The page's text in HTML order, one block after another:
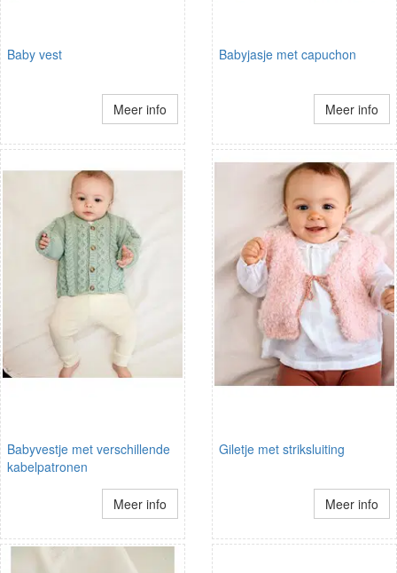
Baby vest
Meer info
Babyjasje met capuchon
Meer info
Babyvestje met verschillende
kabelpatronen
Meer info
Giletje met striksluiting
Meer info